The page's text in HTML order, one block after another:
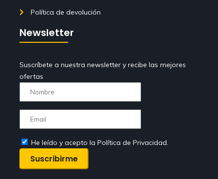
Política de devolución
Newsletter
Suscríbete a nuestra newsletter y recibe las mejores
ofertas
He leído y acepto la Política de Privacidad.